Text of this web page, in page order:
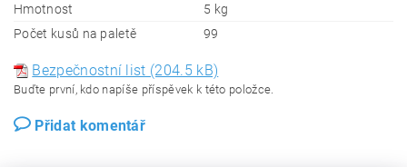
Hmotnost
5 kg
Počet kusů na paletě
99
Bezpečnostní list (204.5 kB)
Buďte první, kdo napíše příspěvek k této položce.
Přidat komentář